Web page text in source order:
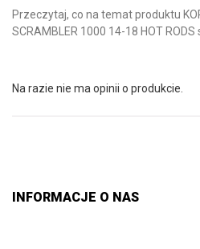
Przeczytaj, co na temat produktu
SCRAMBLER 1000 14-18 HOT
Na razie nie ma opinii o produkcie.
INFORMACJE O NAS